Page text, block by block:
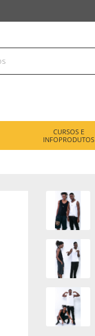
CURSOS E
INFOPRODUTOS